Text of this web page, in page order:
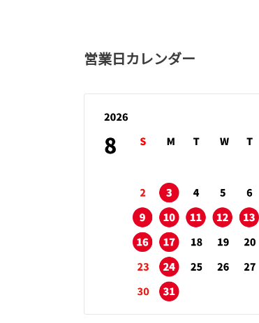
営業日カレンダー